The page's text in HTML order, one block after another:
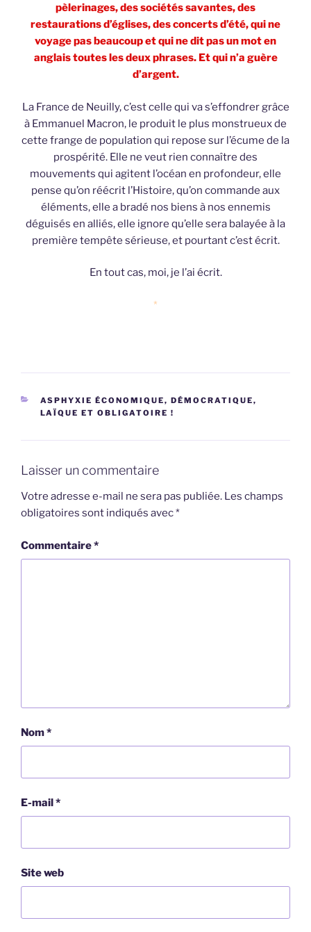
pèlerinages, des sociétés savantes, des
restaurations d’églises, des concerts d’été, qui ne
voyage pas beaucoup et qui ne dit pas un mot en
anglais toutes les deux phrases. Et qui n’a guère
d’argent.
La France de Neuilly, c’est celle qui va s’effondrer grâce
à Emmanuel Macron, le produit le plus monstrueux de
cette frange de population qui repose sur l’écume de la
prospérité. Elle ne veut rien connaître des
mouvements qui agitent l’océan en profondeur, elle
pense qu’on réécrit l’Histoire, qu’on commande aux
éléments, elle a bradé nos biens à nos ennemis
déguisés en alliés, elle ignore qu’elle sera balayée à la
première tempête sérieuse, et pourtant c’est écrit.
En tout cas, moi, je l’ai écrit.
*
CATÉGORIES
ASPHYXIE ÉCONOMIQUE, DÉMOCRATIQUE,
LAÏQUE ET OBLIGATOIRE !
Laisser un commentaire
Votre adresse e-mail ne sera pas publiée. Les champs
obligatoires sont indiqués avec*
Commentaire*
Nom*
E-mail*
Site web